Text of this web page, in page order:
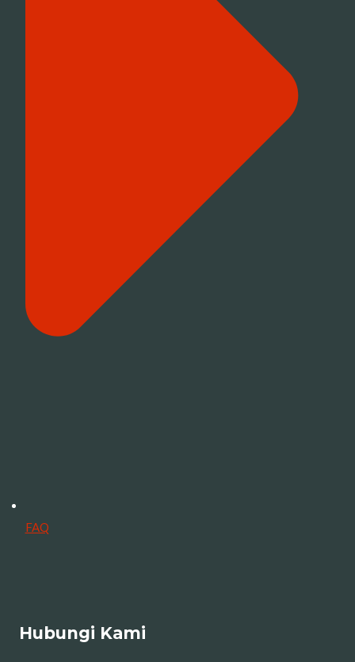
FAQ
Hubungi Kami